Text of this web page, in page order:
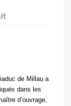
de Millau a
dans les
d’ouvrage,